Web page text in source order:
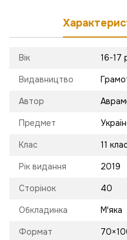
Вік 16-17
Видавництво
Автор
Предмет
Клас 11 клас
Рік видання 2019
Сторінок 40
Обкладинка М'яка
Формат